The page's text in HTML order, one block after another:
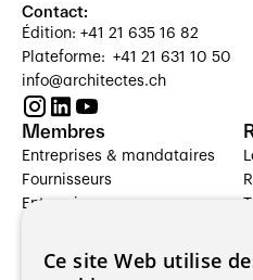
Contact:
Édition: +41 21 635 16 82
Plateforme: +41 21 631 10 50
info@architectes.ch
Membres
Entreprises & mandataires
Fournisseurs
Entreprises
Architectes paysagistes
Architectes d'intérieur
Ce site Web utilise